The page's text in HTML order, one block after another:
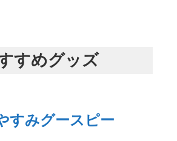
すめグッズ
すみグースピー